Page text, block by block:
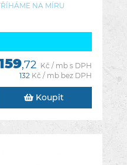
NA MÍRU
,72 Kč / mb s DPH
132 Kč / mb bez DPH
Koupit